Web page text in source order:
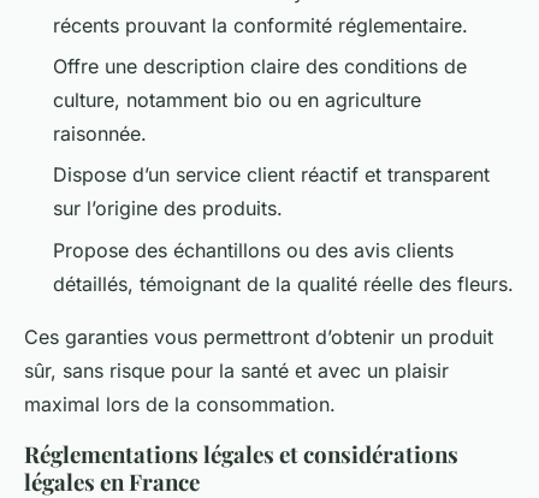
récents prouvant la conformité réglementaire.
Offre une description claire des conditions de
culture, notamment bio ou en agriculture
raisonnée.
Dispose d’un service client réactif et transparent
sur l’origine des produits.
Propose des échantillons ou des avis clients
détaillés, témoignant de la qualité réelle des fleurs.
Ces garanties vous permettront d’obtenir un produit
sûr, sans risque pour la santé et avec un plaisir
maximal lors de la consommation.
Réglementations légales et considérations
légales en France